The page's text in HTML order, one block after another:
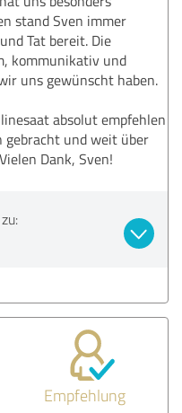
stand Sven immer
Tat bereit. Die
kommunikativ und
uns gewünscht haben.
absolut empfehlen
gebracht und weit über
Dank, Sven!
Empfehlung